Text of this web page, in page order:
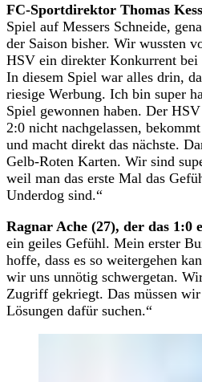
FC-Sportdirektor Thomas
Spiel auf Messers Schneide,
der Saison bisher. Wir wussten
HSV ein direkter Konkurrent bei
In diesem Spiel war alles drin,
riesige Werbung. Ich bin super
Spiel gewonnen haben. Der
2:0 nicht nachgelassen,
und macht direkt das nächste.
Gelb-Roten Karten. Wir sind
weil man das erste Mal das
Underdog sind.“
Ragnar Ache (27), der das 1:0
ein geiles Gefühl. Mein erster
hoffe, dass es so weitergehen
wir uns unnötig schwergetan.
Zugriff gekriegt. Das müssen
Lösungen dafür suchen.“